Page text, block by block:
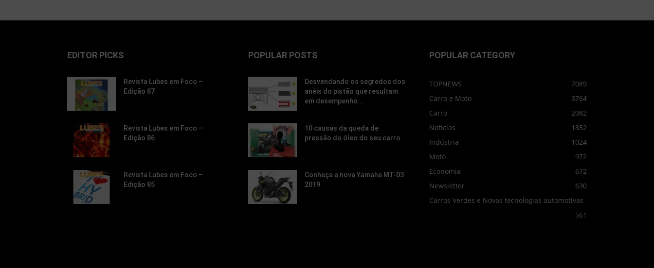
EDITOR PICKS
Revista Lubes em Foco –
Edição 87
Revista Lubes em Foco –
Edição 86
Revista Lubes em Foco –
Edição 85
POPULAR POSTS
Desvendando os segredos dos
anéis do pistão que resultam
em desempenho...
10 causas da queda de
pressão do óleo do seu carro
Conheça a nova Yamaha MT-03
2019
POPULAR CATEGORY
TOPNEWS
7089
Carro e Moto
3764
Carro
2082
Notícias
1852
Indústria
1024
Moto
972
Economia
672
Newsletter
630
Carros Verdes e Novas tecnologias automotivas
561